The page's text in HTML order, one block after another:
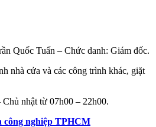
Quốc Tuấn – Chức danh: Giám đốc.
nhà cửa và các công trình khác, giặt
nhật từ 07h00 – 22h00.
công nghiệp TPHCM